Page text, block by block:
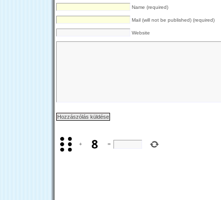
Name (required)
Mail (will not be published) (required)
Website
+ =